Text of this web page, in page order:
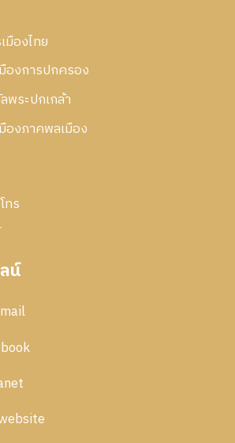
มืองไทย
องการปกครอง
พระปกเกล้า
องภาคพลเมือง
ทร
น์